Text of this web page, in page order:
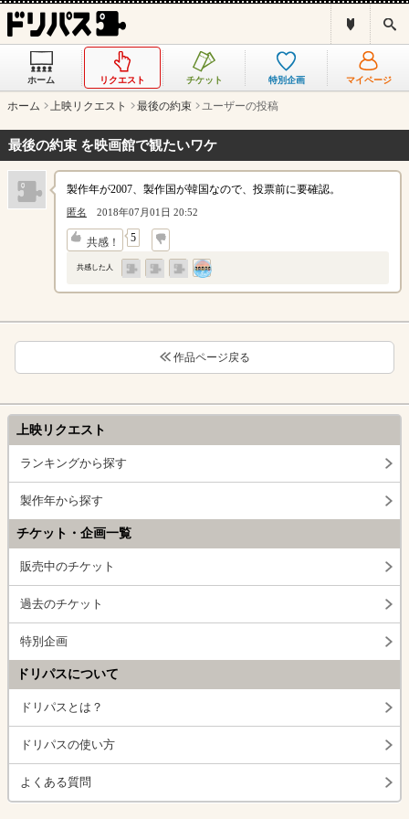
ス
ホーム リクエスト チケット 特別企画 マイページ
ホーム 上映リクエスト 最後の約束 ユーザーの投稿
最後の約束 を映画館で観たいワケ
製作年が2007、製作国が韓国なので、投票前に要確認。
匿名 2018年07月01日 20:52
共感！ 5
↓
共感した人
作品ページ戻る
上映リクエスト
ランキングから探す
製作年から探す
チケット・企画一覧
販売中のチケット
過去のチケット
特別企画
ドリパスについて
ドリパスとは？
ドリパスの使い方
よくある質問